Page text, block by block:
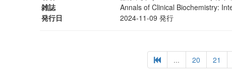
雑誌
Annals of Clinical Biochemistry:
発行日
2024-11-09 発行
... 20 21